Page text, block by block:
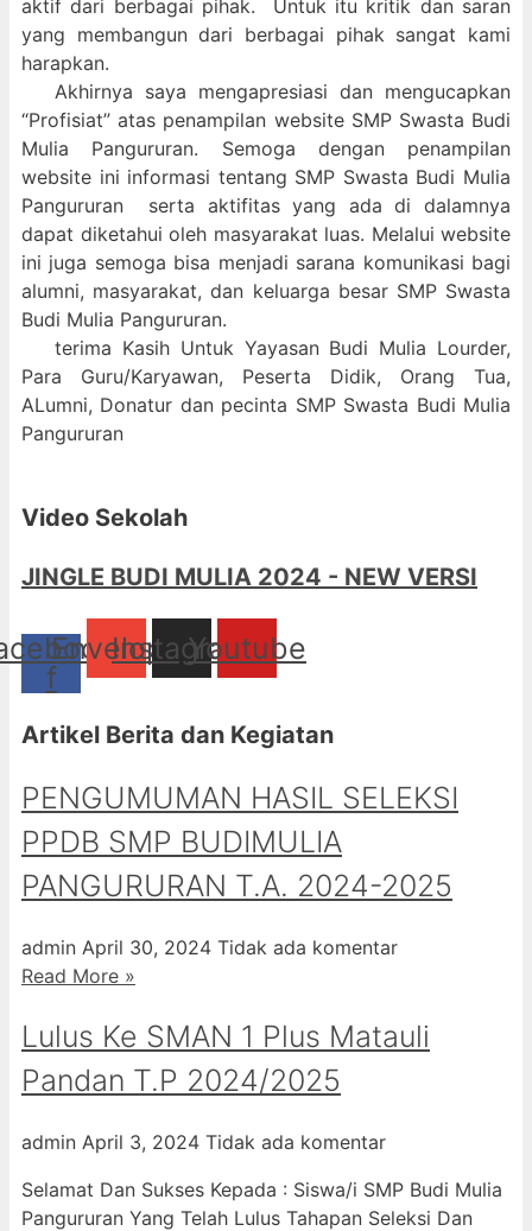
aktif dari berbagai pihak. Untuk itu kritik dan saran
yang membangun dari berbagai pihak sangat kami
harapkan.
Akhirnya saya mengapresiasi dan mengucapkan
“Profisiat” atas penampilan website SMP Swasta Budi
Mulia Pangururan. Semoga dengan penampilan
website ini informasi tentang SMP Swasta Budi Mulia
Pangururan serta aktifitas yang ada di dalamnya
dapat diketahui oleh masyarakat luas. Melalui website
ini juga semoga bisa menjadi sarana komunikasi bagi
alumni, masyarakat, dan keluarga besar SMP Swasta
Budi Mulia Pangururan.
terima Kasih Untuk Yayasan Budi Mulia Lourder,
Para Guru/Karyawan, Peserta Didik, Orang Tua,
ALumni, Donatur dan pecinta SMP Swasta Budi Mulia
Pangururan
Video Sekolah
JINGLE BUDI MULIA 2024 - NEW VERSI
f
Envelope
Instagram
Youtube
Artikel Berita dan Kegiatan
PENGUMUMAN HASIL SELEKSI
PPDB SMP BUDIMULIA
PANGURURAN T.A. 2024-2025
admin April 30, 2024 Tidak ada komentar
Read More »
Lulus Ke SMAN 1 Plus Matauli
Pandan T.P 2024/2025
admin April 3, 2024 Tidak ada komentar
Selamat Dan Sukses Kepada : Siswa/i SMP Budi Mulia
Pangururan Yang Telah Lulus Tahapan Seleksi Dan